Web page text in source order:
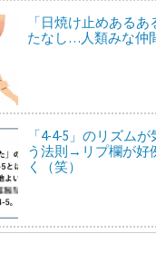
「日焼け止めある
たなし…人類みな仲
「4-4-5」のリズム
う法則→リプ欄が好
く（笑）